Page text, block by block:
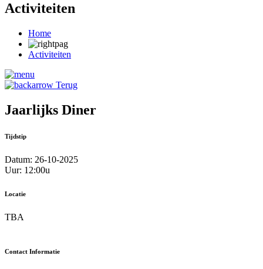
Activiteiten
Home
Activiteiten
Terug
Jaarlijks Diner
Tijdstip
Datum: 26-10-2025
Uur: 12:00u
Locatie
TBA
Contact Informatie